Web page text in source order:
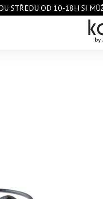
STŘEDU OD 10-18H SI